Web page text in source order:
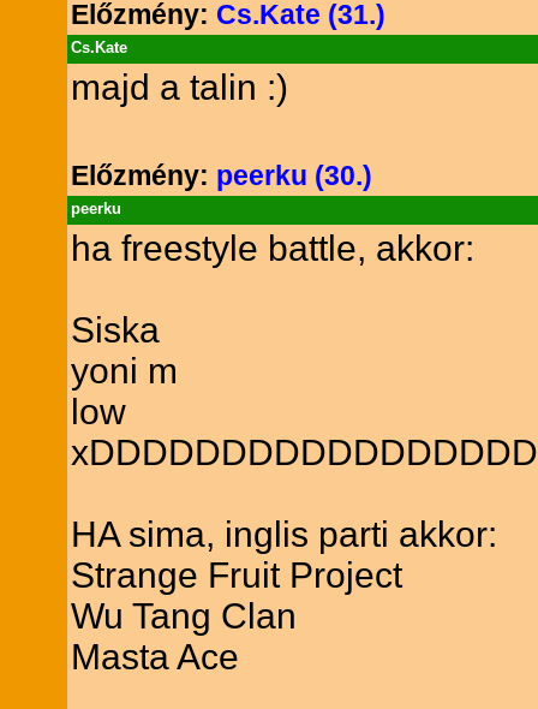
Előzmény: Cs.Kate (31.)
Cs.Kate
majd a talin :)
Előzmény: peerku (30.)
peerku
ha freestyle battle, akkor:
Siska
yoni m
low
xDDDDDDDDDDDDDDDDD
HA sima, inglis parti akkor:
Strange Fruit Project
Wu Tang Clan
Masta Ace